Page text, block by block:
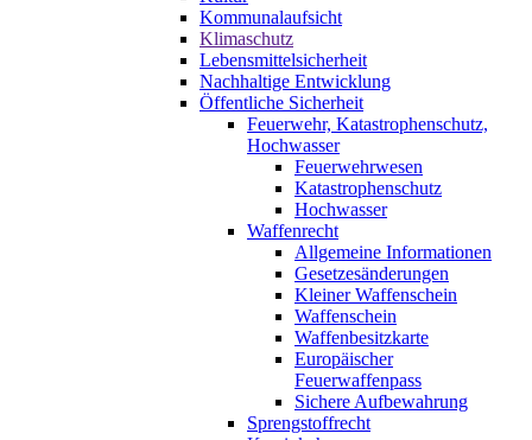
Kommunalaufsicht
Klimaschutz
Lebensmittelsicherheit
Nachhaltige Entwicklung
Öffentliche Sicherheit
Feuerwehr, Katastrophenschutz,
Hochwasser
Feuerwehrwesen
Katastrophenschutz
Hochwasser
Waffenrecht
Allgemeine Informationen
Gesetzesänderungen
Kleiner Waffenschein
Waffenschein
Waffenbesitzkarte
Europäischer
Feuerwaffenpass
Sichere Aufbewahrung
Sprengstoffrecht